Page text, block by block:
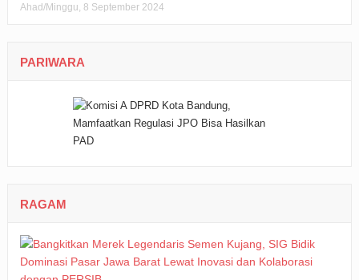
Ahad/Minggu, 8 September 2024
PARIWARA
RAGAM